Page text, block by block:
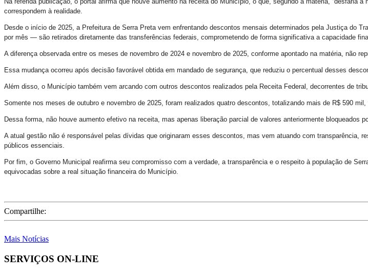
correspondem à realidade.
Desde o início de 2025, a Prefeitura de Serra Preta vem enfrentando descontos mensais determinados pela Justiça do
por mês — são retirados diretamente das transferências federais, comprometendo de forma significativa a capacidade
A diferença observada entre os meses de novembro de 2024 e novembro de 2025, conforme apontado na matéria, não
Essa mudança ocorreu após decisão favorável obtida em mandado de segurança, que reduziu o percentual desses
Além disso, o Município também vem arcando com outros descontos realizados pela Receita Federal, decorrentes de
Somente nos meses de outubro e novembro de 2025, foram realizados quatro descontos, totalizando mais de R$ 590
Dessa forma, não houve aumento efetivo na receita, mas apenas liberação parcial de valores anteriormente bloqueados
A atual gestão não é responsável pelas dívidas que originaram esses descontos, mas vem atuando com transparência,
públicos essenciais.
Por fim, o Governo Municipal reafirma seu compromisso com a verdade, a transparência e o respeito à população de
equivocadas sobre a real situação financeira do Município.
Compartilhe:
Mais Notícias
SERVIÇOS ON-LINE